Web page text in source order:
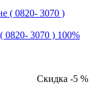
3070 ) 100%
Скидка -5 %